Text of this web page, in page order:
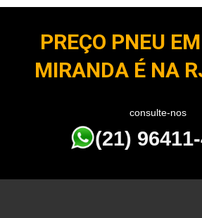
PREÇO PNEU
MIRANDA É NA
consulte-nos
(21)